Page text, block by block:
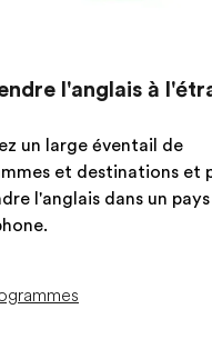
l'anglais à
un large éventail de
et destinations et
l'anglais dans un pays